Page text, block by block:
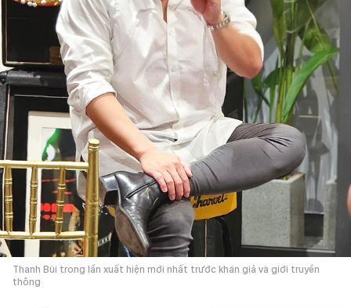
Thanh Bùi trong lần xuất hiện mới nhất trước khán giả và giới truyền
thông